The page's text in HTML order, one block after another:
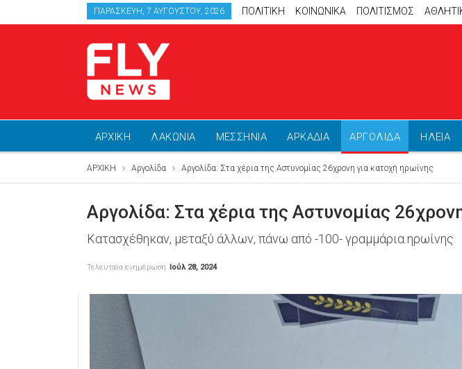
ΠΑΡΑΣΚΕΥΉ, 7 ΑΥΓΟΎΣΤΟΥ, 2026 ΠΟΛΙΤΙΚΗ ΚΟΙΝΩΝΙΚΑ ΠΟΛΙΤΙΣΜΟΣ
ΑΡΧΙΚΗ ΛΑΚΩΝΙΑ ΜΕΣΣΗΝΙΑ ΑΡΚΑΔΙΑ ΑΡΓΟΛΙΔΑ ΗΛΕΙΑ
ΑΡΧΙΚΗ Αργολίδα Αργολίδα: Στα χέρια της Αστυνομίας 26χρονη για κατοχή ηρωίνης
Αργολίδα: Στα χέρια της Αστυνομίας
Κατασχέθηκαν, μεταξύ άλλων, πάνω από -100- γραμμάρια ηρωίνης
Τελευταία ενημέρωση Ιούλ 28, 2024